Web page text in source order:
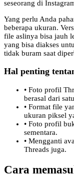
seseorang di
Yang perlu Anda
beberapa ukuran.
file aslinya bisa jauh
yang bisa diakses
tidak buram saat
Hal penting
• Foto profil
berasal dari
• Format file
ukuran piksel
• Foto profil
sementara.
• Mengganti
Threads juga.
Cara